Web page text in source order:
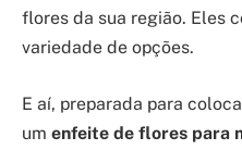
flores da sua região. Eles
variedade de opções.
E aí, preparada para
um enfeite de flores para